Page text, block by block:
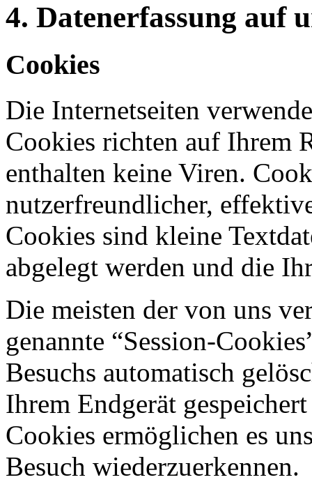
4. Datenerfassung auf
Cookies
Die Internetseiten
Cookies richten auf Ihrem
enthalten keine Viren.
nutzerfreundlicher,
Cookies sind kleine
abgelegt werden und die
Die meisten der von uns
genannte “Session-
Besuchs automatisch
Ihrem Endgerät
Cookies ermöglichen es
Besuch wiederzuerkennen.